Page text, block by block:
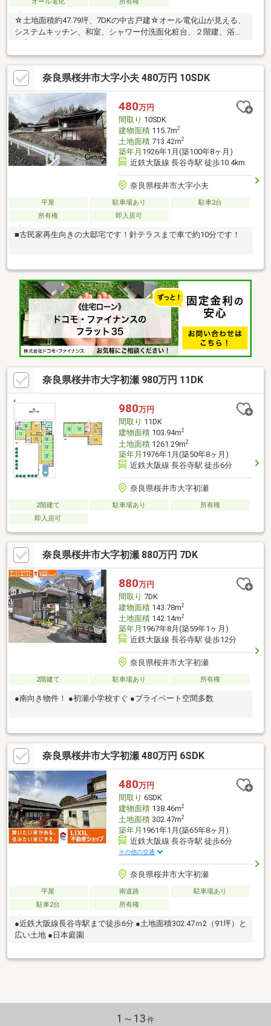
☆土地面積約47.79坪、7DKの中古戸建☆オール電化山が見える、
システムキッチン、和室、シャワー付洗面化粧台、２階建、浴室
奈良県桜井市大字小夫 480万円 10SDK
480万円
間取り 10SDK
建物面積115.7m2
土地面積713.42m2
築年月 1926年1月(築100年8ヶ月)
近鉄大阪線 長谷寺駅 徒歩10.4km
奈良県桜井市大字小夫
平屋 駐車場あり
駐車2台
所有権
即入居可
■古民家再生向きの大邸宅です！針テラスまで車で約10分です！
奈良県桜井市大字初瀬 980万円 11DK
980万円
間取り 11DK
建物面積103.94m2
土地面積1261.29m2
築年月 1976年1月(築50年8ヶ月)
近鉄大阪線 長谷寺駅 徒歩6分
奈良県桜井市大字初瀬
2階建て 駐車場あり
所有権
即入居可
奈良県桜井市大字初瀬 880万円 7DK
880万円
間取り 7DK
建物面積143.78m2
土地面積142.14m2
築年月 1967年8月(築59年1ヶ月)
近鉄大阪線 長谷寺駅 徒歩12分
奈良県桜井市大字初瀬
2階建て 駐車場あり 所有権
●南向き物件！ ●初瀬小学校すぐ ●プライベート空間多数
奈良県桜井市大字初瀬 480万円 6SDK
480万円
間取り 6SDK
建物面積138.46m2
土地面積302.47m2
築年月 1961年1月(築65年8ヶ月)
近鉄大阪線 長谷寺駅 徒歩6分
その他の交通
奈良県桜井市大字初瀬
平屋 南道路
駐車場あり
駐車2台
所有権
●近鉄大阪線長谷寺駅まで徒歩6分 ●土地面積302.47ｍ2（91坪）と
広い土地 ●日本庭園
1～13 件